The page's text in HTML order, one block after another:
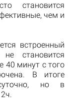
становится
чем и
встроенный
не становится
40 минут с того
В итоге
но в